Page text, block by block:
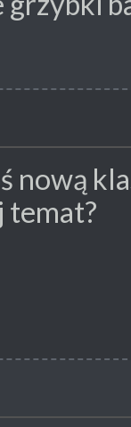
nową
temat?